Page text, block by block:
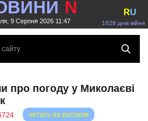
N
9 Серпня 2026 11:47 1628 днів війни
RU
про погоду у Миколаєві
читать на русском